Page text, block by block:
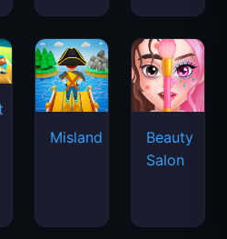
Misland
Beauty
Salon